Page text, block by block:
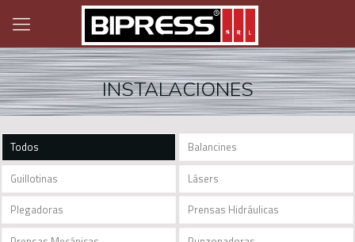
INSTALACIONES
Todos
Balancines
Guillotinas
Lásers
Plegadoras
Prensas Hidráulicas